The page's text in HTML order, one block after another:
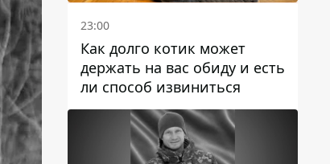
23:00
Как долго котик может
держать на вас обиду и есть
ли способ извиниться